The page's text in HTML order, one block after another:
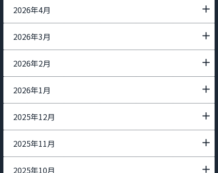
2026年4月
2026年3月
2026年2月
2026年1月
2025年12月
2025年11月
2025年10月